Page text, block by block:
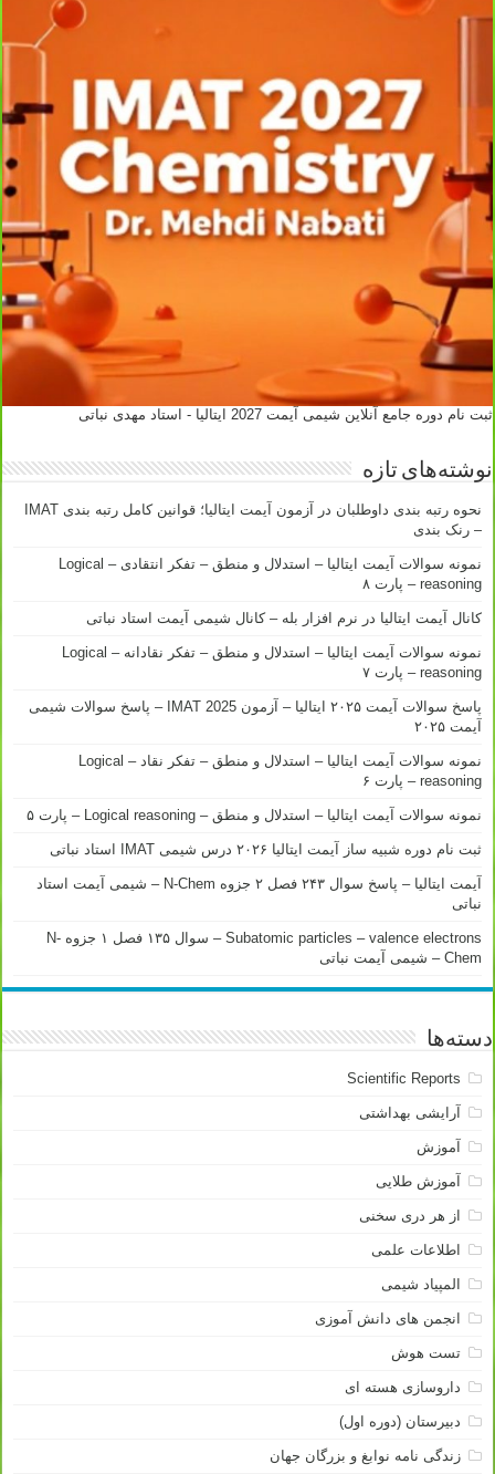
ثبت نام دوره جامع آنلاین شیمی آیمت 2027 ایتالیا - استاد مهدی نباتی
نوشته‌های تازه
نحوه رتبه بندی داوطلبان در آزمون آیمت ایتالیا؛ قوانین کامل رتبه بندی IMAT
– رنک بندی
نمونه سوالات آیمت ایتالیا – استدلال و منطق – تفکر انتقادی – Logical
reasoning – پارت ۸
کانال آیمت ایتالیا در نرم افزار بله – کانال شیمی آیمت استاد نباتی
نمونه سوالات آیمت ایتالیا – استدلال و منطق – تفکر نقادانه – Logical
reasoning – پارت ۷
پاسخ سوالات آیمت ۲۰۲۵ ایتالیا – آزمون IMAT 2025 – پاسخ سوالات شیمی
آیمت ۲۰۲۵
نمونه سوالات آیمت ایتالیا – استدلال و منطق – تفکر نقاد – Logical
reasoning – پارت ۶
نمونه سوالات آیمت ایتالیا – استدلال و منطق – Logical reasoning – پارت ۵
ثبت نام دوره شبیه ساز آیمت ایتالیا ۲۰۲۶ درس شیمی IMAT استاد نباتی
آیمت ایتالیا – پاسخ سوال ۲۴۳ فصل ۲ جزوه N-Chem – شیمی آیمت استاد
نباتی
Subatomic particles – valence electrons – سوال ۱۳۵ فصل ۱ جزوه N-
Chem – شیمی آیمت نباتی
دسته‌ها
Scientific Reports
آرایشی بهداشتی
آموزش
آموزش طلایی
از هر دری سخنی
اطلاعات علمی
المپیاد شیمی
انجمن های دانش آموزی
تست هوش
داروسازی هسته ای
دبیرستان (دوره اول)
زندگی نامه نوابغ و بزرگان جهان